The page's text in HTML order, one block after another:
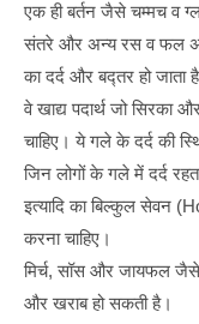
एक ही बर्तन जैसे चम्मच व
संतरे और अन्य रस व फल
का दर्द और बद्तर हो जाता
वे खाद्य पदार्थ जो
चाहिए। ये गले के दर्द की
जिन लोगों के गले में दर्द
इत्यादि का बिल्कुल सेवन
करना चाहिए।
मिर्च, सॉस और जायफल
और खराब हो सकती है।